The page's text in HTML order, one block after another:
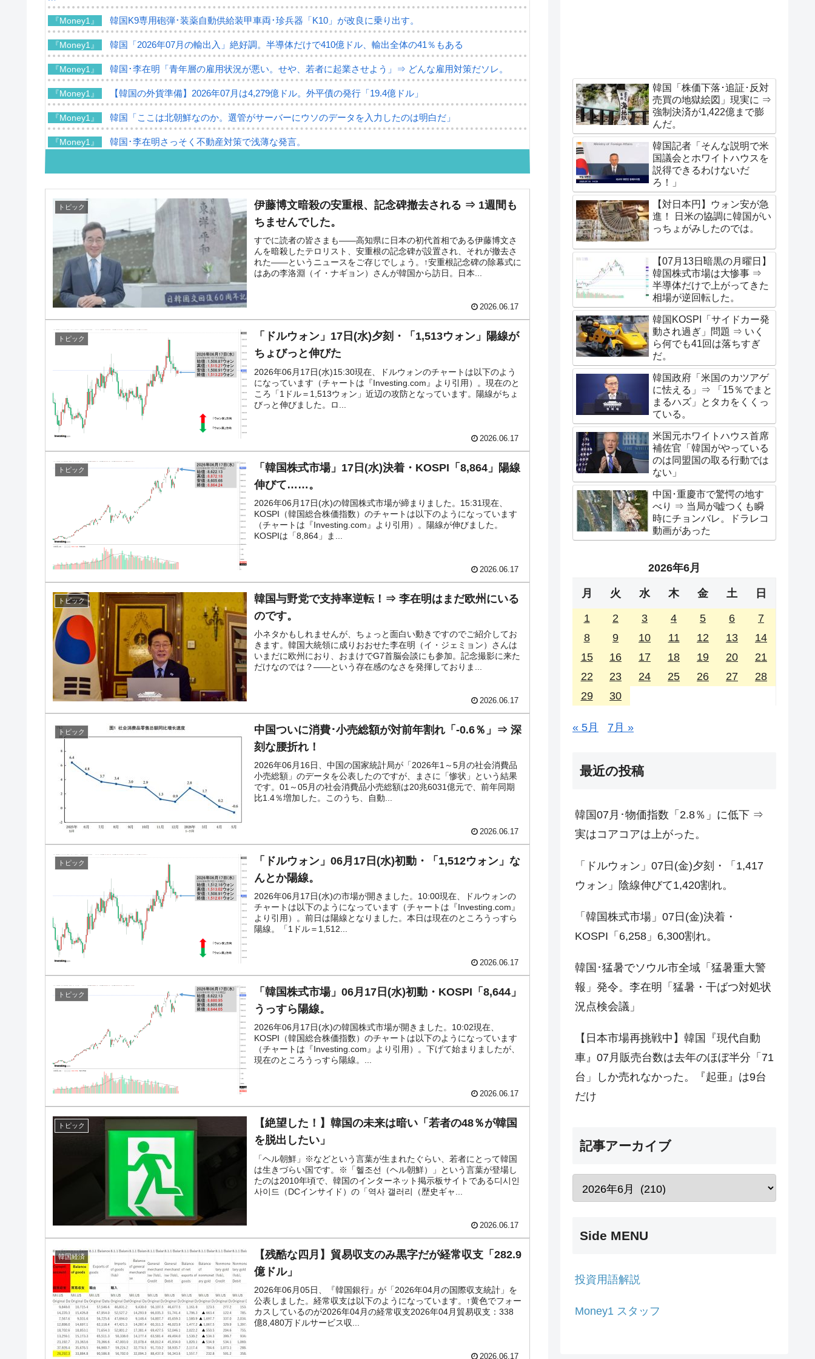
『Money1』 韓国K9専用砲弾･装薬自動供給装甲車両･珍兵器「K10」が改良に乗り出す。
『Money1』 韓国「2026年07月の輸出入」絶好調。半導体だけで410億ドル、輸出全体の41％もある
『Money1』 韓国･李在明「青年層の雇用状況が悪い。せや、若者に起業させよう」⇒ どんな雇用対策だソレ。
『Money1』 【韓国の外貨準備】2026年07月は4,279億ドル。外平債の発行「19.4億ドル」
『Money1』 韓国「ここは北朝鮮なのか。選管がサーバーにウソのデータを入力したのは明白だ」
『Money1』 韓国･李在明さっそく不動産対策で浅薄な発言。
『Money1』 『韓国銀行』が「金の保有量を増やします」⇒「金を経由するドル入手」手段ではないのか？
『Money1』 韓国･外為取引量「1日当たり1,214.4億ドル」まで拡大 ⇒ 海外資金の動きに強く左右される状態
『Money1』 韓国･帰ってきた李在明。李在明を支持しない「50.5％」に上昇
『Money1』
韓国大統領府ボンクラ政策室長が告発された ⇒ 国家が行った恐るべき株価操作であり、空前の国政壟
『Money1』 韓国･警察職員が「丸刈りになって抗議活動」
韓国製造業「半導体絶好調」のウラで他業種は全般的「不調」⇒ PSIが示す現況は決して良くない。
『Money1』 【米韓激突案件】韓国消費者院が『クーパン』1人当たり賠償10万ウォンを認定 ⇒ 総額3兆7,000億
『Money1』 韓国で猛暑。南東部では干ばつ
『Money1』 韓国型イージス搭載の次世代駆逐艦「KDDX」1番艦、2032年竣工と公示
『Money1』
韓国政府『BYD』車への補助金を全廃 ⇒ 実は韓国で『BYD』車は売れている。6カ月で対前年同期比
在韓米国大使スティールが着韓！⇒ さっそく空港に詰めかけ「出て行け！」「極右勢力」のプラカー
ドを掲げる「在韓反米勢力」
韓国政府「2035年までに18.4GW規模のAIデータセンター整備」⇒ だから無理だってば。
トピック
伊藤博文暗殺の安重根、記念碑撤去される ⇒ 1週間も
ちませんでした。
すでに読者の皆さまも――高知県に日本の初代首相である伊藤博文さ
んを暗殺したテロリスト、安重根の記念碑が設置され、それが撤去さ
れた――というニュースをご存じでしょう。↑安重根記念碑の除幕式に
はあの李洛淵（イ・ナギョン）さんが韓国から訪日。日本...
2026.06.17
トピック
「ドルウォン」17日(水)夕刻・「1,513ウォン」陽線が
ちょびっと伸びた
2026年06月17日(水)15:30現在、ドルウォンのチャートは以下のよう
になっています（チャートは『Investing.com』より引用）。現在のと
ころ「1ドル＝1,513ウォン」近辺の攻防となっています。陽線がちょ
びっと伸びました。ロ...
2026.06.17
トピック
「韓国株式市場」17日(水)決着・KOSPI「8,864」陽線
伸びて……。
2026年06月17日(水)の韓国株式市場が締まりました。15:31現在、
KOSPI（韓国総合株価指数）のチャートは以下のようになっています
（チャートは『Investing.com』より引用）。陽線が伸びました。
KOSPIは「8,864」ま...
2026.06.17
トピック
韓国与野党で支持率逆転！⇒ 李在明はまだ欧州にいる
のです。
小ネタかもしれませんが、ちょっと面白い動きですのでご紹介してお
きます。韓国大統領に成りおおせた李在明（イ・ジェミョン）さんは
いまだに欧州におり、おまけでG7首脳会談にも参加。記念撮影に来た
だけなのでは？――という存在感のなさを発揮しておりま...
2026.06.17
トピック
中国ついに消費･小売総額が対前年割れ「-0.6％」⇒ 深
刻な腰折れ！
2026年06月16日、中国の国家統計局が「2026年1～5月の社会消費品
小売総額」のデータを公表したのですが、まさに「惨状」という結果
です。01～05月の社会消費品小売総額は20兆6031億元で、前年同期
比1.4％増加した。このうち、自動...
2026.06.17
トピック
「ドルウォン」06月17日(水)初動・「1,512ウォン」な
んとか陽線。
2026年06月17日(水)の市場が開きました。10:00現在、ドルウォンの
チャートは以下のようになっています（チャートは『Investing.com』
より引用）。前日は陽線となりました。本日は現在のところうっすら
陽線。「1ドル＝1,512...
2026.06.17
トピック
「韓国株式市場」06月17日(水)初動・KOSPI「8,644」
うっすら陽線。
2026年06月17日(水)の韓国株式市場が開きました。10:02現在、
KOSPI（韓国総合株価指数）のチャートは以下のようになっています
（チャートは『Investing.com』より引用）。下げて始まりましたが、
現在のところうっすら陽線。...
2026.06.17
トピック
【絶望した！】韓国の未来は暗い「若者の48％が韓国
を脱出したい」
「ヘル朝鮮」※などという言葉が生まれたぐらい、若者にとって韓国
は生きづらい国です。※「헬조선（ヘル朝鮮）」という言葉が登場し
たのは2010年頃で、韓国のインターネット掲示板サイトである디시인
사이드（DCインサイド）の「역사 갤러리（歴史ギャ...
2026.06.17
韓国経済
【残酷な四月】貿易収支のみ黒字だが経常収支「282.9
億ドル」
2026年06月05日、『韓国銀行』が「2026年04月の国際収支統計」を
公表しました。経常収支は以下のようになっています。↑黄色でフォー
カスしているのが2026年04月の経常収支2026年04月貿易収支：338
億8,480万ドルサービス収...
2026.06.17
韓国「株価下落･追証･反対
売買の地獄絵図」現実に ⇒
強制決済が1,422億まで膨
んだ。
韓国記者「そんな説明で米
国議会とホワイトハウスを
説得できるわけないだ
ろ！」
【対日本円】ウォン安が急
進！ 日米の協調に韓国がい
っちょがみしたのでは。
【07月13日暗黒の月曜日】
韓国株式市場は大惨事 ⇒
半導体だけで上がってきた
相場が逆回転した。
韓国KOSPI「サイドカー発
動され過ぎ」問題 ⇒ いく
ら何でも41回は落ちすぎ
だ。
韓国政府「米国のカツアゲ
に怯える」⇒ 「15％でまと
まるハズ」とタカをくくっ
ている。
米国元ホワイトハウス首席
補佐官「韓国がやっている
のは同盟国の取る行動では
ない」
中国･重慶市で驚愕の地す
べり ⇒ 当局が嘘つくも瞬
時にチョンバレ。ドラレコ
動画があった
2026年6月
月 火 水 木 金 土 日
1 2 3 4 5 6
7
8
9 10 11 12 13
14
15
16 17 18 19 20
21
22
23 24 25 26 27
28
29
30
« 5月 7月 »
最近の投稿
韓国07月･物価指数「2.8％」に低下 ⇒
実はコアコアは上がった。
「ドルウォン」07日(金)夕刻・「1,417
ウォン」陰線伸びて1,420割れ。
「韓国株式市場」07日(金)決着・
KOSPI「6,258」6,300割れ。
韓国･猛暑でソウル市全域「猛暑重大警
報」発令。李在明「猛暑・干ばつ対処状
況点検会議」
【日本市場再挑戦中】韓国『現代自動
車』07月販売台数は去年のほぼ半分「71
台」しか売れなかった。『起亜』は9台
だけ
記事アーカイブ
Side MENU
投資用語解説
Money1 スタッフ